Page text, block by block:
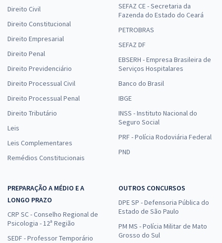
Direito Civil
Direito Constitucional
Direito Empresarial
Direito Penal
Direito Previdenciário
Direito Processual Civil
Direito Processual Penal
Direito Tributário
Leis
Leis Complementares
Remédios Constitucionais
SEFAZ CE - Secretaria da
Fazenda do Estado do Ceará
PETROBRAS
SEFAZ DF
EBSERH - Empresa Brasileira de
Serviços Hospitalares
Banco do Brasil
IBGE
INSS - Instituto Nacional do
Seguro Social
PRF - Polícia Rodoviária Federal
PND
PREPARAÇÃO A MÉDIO E A
LONGO PRAZO
CRP SC - Conselho Regional de
Psicologia - 12ª Região
SEDF - Professor Temporário
OUTROS CONCURSOS
DPE SP - Defensoria Pública do
Estado de São Paulo
PM MS - Polícia Militar de Mato
Grosso do Sul